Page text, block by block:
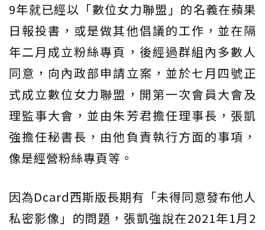
9年就已經以「數位女力聯盟」的名義在蘋果
日報投書，或是做其他倡議的工作，並在隔
年二月成立粉絲專頁，後經過群組內多數人
同意，向內政部申請立案，並於七月四號正
式成立數位女力聯盟，開第一次會員大會及
理監事大會，並由朱芳君擔任理事長，張凱
強擔任秘書長，由他負責執行方面的事項，
像是經營粉絲專頁等。
因為Dcard西斯版長期有「未得同意發布他人
私密影像」的問題，張凱強說在2021年1月2